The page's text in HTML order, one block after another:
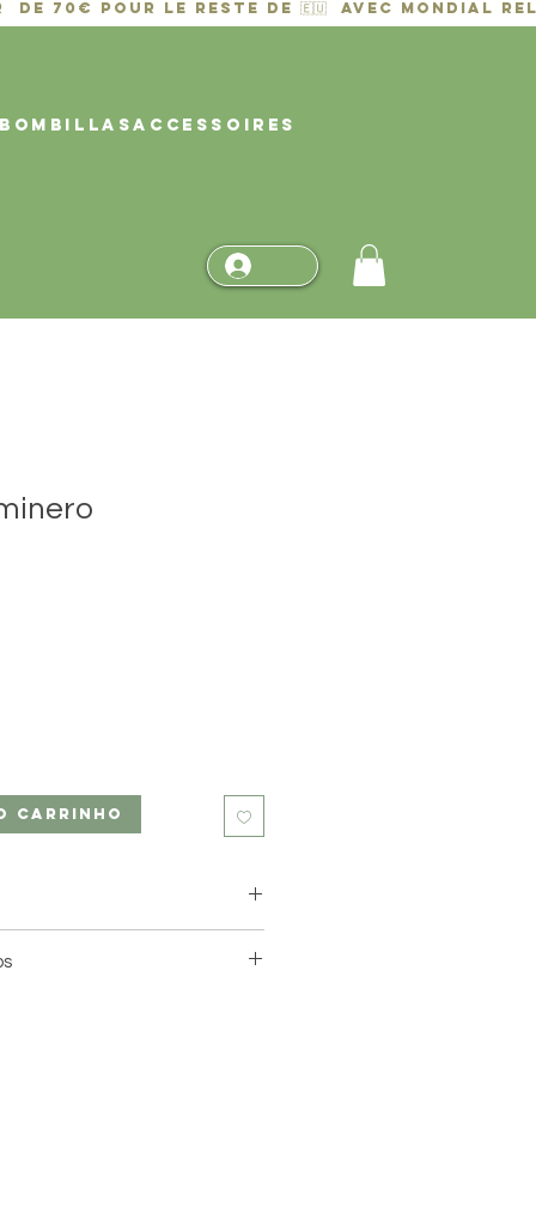
BOMBILLASACCESSOIRES
carrinho
à partir de 4,40 €